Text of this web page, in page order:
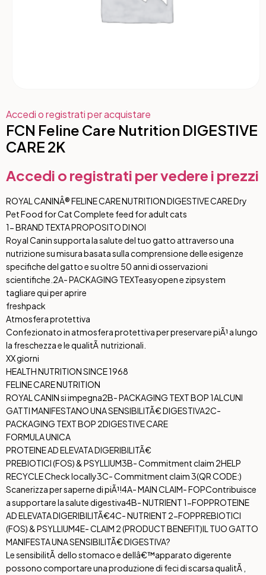
Accedi o registrati per acquistare
FCN Feline Care Nutrition DIGESTIVE
CARE 2K
Accedi o registrati per vedere i prezzi
ROYAL CANINÂ® FELINE CARE NUTRITION DIGESTIVE CARE Dry
Pet Food for Cat Complete feed for adult cats
1- BRAND TEXTA PROPOSITO DI NOI
Royal Canin supporta la salute del tuo gatto attraverso una
nutrizione su misura basata sulla comprensione delle esigenze
specifiche del gatto e su oltre 50 anni di osservazioni
scientifiche. 2A- PACKAGING TEXTeasyopen e zipsystem
tagliare qui per aprire
freshpack
Atmosfera protettiva
Confezionato in atmosfera protettiva per preservare piÃ¹ a lungo
la freschezza e le qualitÃ nutrizionali.
XX giorni
HEALTH NUTRITION SINCE 1968
FELINE CARE NUTRITION
ROYAL CANIN si impegna2B- PACKAGING TEXT BOP 1ALCUNI
GATTI MANIFESTANO UNA SENSIBILITÃ€ DIGESTIVA2C-
PACKAGING TEXT BOP 2DIGESTIVE CARE
FORMULA UNICA
PROTEINE AD ELEVATA DIGERIBILITÃ€
PREBIOTICI (FOS) & PSYLLIUM3B- Commitment claim 2HELP
RECYCLE Check locally3C- Commitment claim 3(QR CODE:)
Scanerizza per saperne di piÃ¹!4A- MAIN CLAIM- FOPContribuisce
a supportare la salute digestiva4B- NUTRIENT 1-FOPPROTEINE
AD ELEVATA DIGERIBILITÃ€4C- NUTRIENT 2-FOPPREBIOTICI
(FOS) & PSYLLIUM4E- CLAIM 2 (PRODUCT BENEFIT)IL TUO GATTO
MANIFESTA UNA SENSIBILITÃ€ DIGESTIVA?
Le sensibilitÃ dello stomaco e dellâ€™apparato digerente
possono comportare una produzione di feci di scarsa qualitÃ ,